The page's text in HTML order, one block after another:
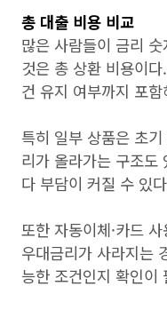
총 대출 비용 비교
많은 사람들이 금리
것은 총 상환 비용이
건 유지 여부까지 포
특히 일부 상품은 초
리가 올라가는 구조도
다 부담이 커질 수 있
또한 자동이체·카드
우대금리가 사라지는
능한 조건인지 확인이